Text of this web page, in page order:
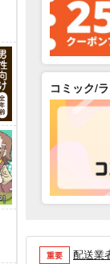
コミック/
重要 配送業